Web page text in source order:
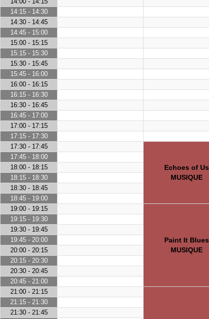
14:15 - 14:30
14:30 - 14:45
14:45 - 15:00
15:00 - 15:15
15:15 - 15:30
15:30 - 15:45
15:45 - 16:00
16:00 - 16:15
16:15 - 16:30
16:30 - 16:45
16:45 - 17:00
17:00 - 17:15
17:15 - 17:30
17:30 - 17:45
Echoes of Us
MUSIQUE
17:45 - 18:00
18:00 - 18:15
18:15 - 18:30
18:30 - 18:45
18:45 - 19:00
19:00 - 19:15
Paint It Blues
MUSIQUE
19:15 - 19:30
19:30 - 19:45
19:45 - 20:00
20:00 - 20:15
20:15 - 20:30
20:30 - 20:45
20:45 - 21:00
21:00 - 21:15
21:15 - 21:30
21:30 - 21:45